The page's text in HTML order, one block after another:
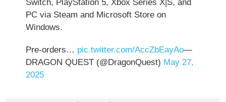
Switch, PlayStation 5, Xbox Series X|S, and
PC via Steam and Microsoft Store on
Windows.
Pre-orders… pic.twitter.com/AccZbEayAo—
DRAGON QUEST (@DragonQuest) May 27,
2025